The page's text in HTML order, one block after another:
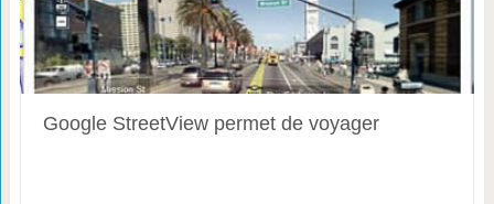
Google StreetView permet de voyager